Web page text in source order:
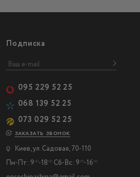
Подписка
095 229 52 25
068 139 52 25
073 029 52 25
ЗАКАЗАТЬ ЗВОНОК
Киев, ул. Садовая, 70-110
Пн-Пт: 9 00-18 00Сб-Вс: 9 00-16 00